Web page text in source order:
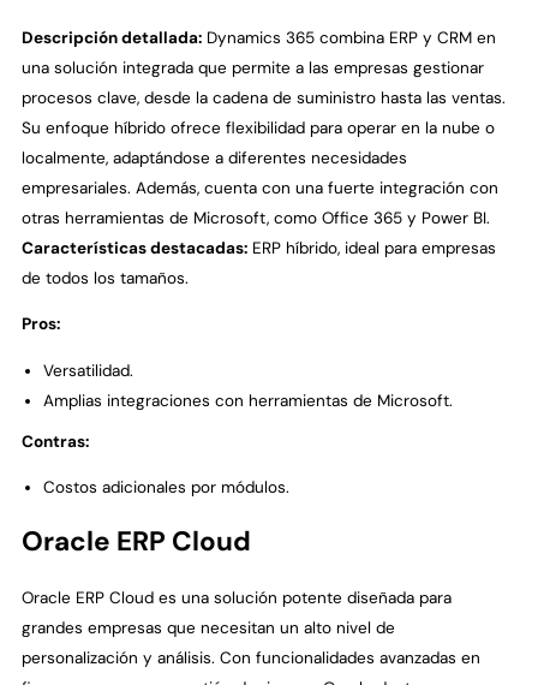
Descripción detallada: Dynamics 365 combina ERP y CRM en
una solución integrada que permite a las empresas gestionar
procesos clave, desde la cadena de suministro hasta las ventas.
Su enfoque híbrido ofrece flexibilidad para operar en la nube o
localmente, adaptándose a diferentes necesidades
empresariales. Además, cuenta con una fuerte integración con
otras herramientas de Microsoft, como Office 365 y Power BI.
Características destacadas: ERP híbrido, ideal para empresas
de todos los tamaños.
Pros:
Versatilidad.
Amplias integraciones con herramientas de Microsoft.
Contras:
Costos adicionales por módulos.
Oracle ERP Cloud
Oracle ERP Cloud es una solución potente diseñada para
grandes empresas que necesitan un alto nivel de
personalización y análisis. Con funcionalidades avanzadas en